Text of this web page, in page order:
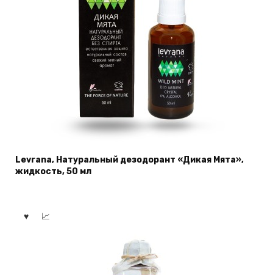
Levrana, Натуральный дезодорант «Дикая Мята»,
жидкость, 50 мл